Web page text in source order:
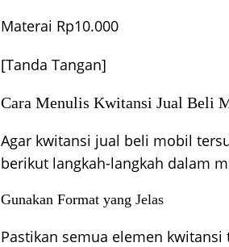
Materai Rp10.000
[Tanda Tangan]
Cara Menulis Kwitansi Jual Beli
Agar kwitansi jual beli mobil
berikut langkah-langkah dalam
Gunakan Format yang Jelas
Pastikan semua elemen